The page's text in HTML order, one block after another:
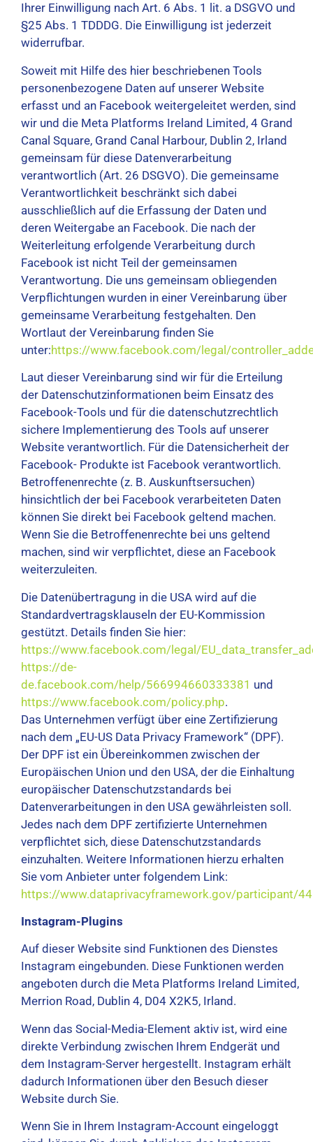
Ihrer Einwilligung nach Art. 6 Abs. 1 lit. a DSGVO und
§25 Abs. 1 TDDDG. Die Einwilligung ist jederzeit
widerrufbar.
Soweit mit Hilfe des hier beschriebenen Tools
personenbezogene Daten auf unserer Website
erfasst und an Facebook weitergeleitet werden, sind
wir und die Meta Platforms Ireland Limited, 4 Grand
Canal Square, Grand Canal Harbour, Dublin 2, Irland
gemeinsam für diese Datenverarbeitung
verantwortlich (Art. 26 DSGVO). Die gemeinsame
Verantwortlichkeit beschränkt sich dabei
ausschließlich auf die Erfassung der Daten und
deren Weitergabe an Facebook. Die nach der
Weiterleitung erfolgende Verarbeitung durch
Facebook ist nicht Teil der gemeinsamen
Verantwortung. Die uns gemeinsam obliegenden
Verpflichtungen wurden in einer Vereinbarung über
gemeinsame Verarbeitung festgehalten. Den
Wortlaut der Vereinbarung finden Sie
unter:https://www.facebook.com/legal/
Laut dieser Vereinbarung sind wir für die Erteilung
der Datenschutzinformationen beim Einsatz des
Facebook-Tools und für die datenschutzrechtlich
sichere Implementierung des Tools auf unserer
Website verantwortlich. Für die Datensicherheit der
Facebook- Produkte ist Facebook verantwortlich.
Betroffenenrechte (z. B. Auskunftsersuchen)
hinsichtlich der bei Facebook verarbeiteten Daten
können Sie direkt bei Facebook geltend machen.
Wenn Sie die Betroffenenrechte bei uns geltend
machen, sind wir verpflichtet, diese an Facebook
weiterzuleiten.
Die Datenübertragung in die USA wird auf die
Standardvertragsklauseln der EU-Kommission
gestützt. Details finden Sie hier:
https://www.facebook.com/legal/
https://de-
de.facebook.com/help/566994660333381 und
https://www.facebook.com/policy.php.
Das Unternehmen verfügt über eine Zertifizierung
nach dem „EU-US Data Privacy Framework“ (DPF).
Der DPF ist ein Übereinkommen zwischen der
Europäischen Union und den USA, der die Einhaltung
europäischer Datenschutzstandards bei
Datenverarbeitungen in den USA gewährleisten soll.
Jedes nach dem DPF zertifizierte Unternehmen
verpflichtet sich, diese Datenschutzstandards
einzuhalten. Weitere Informationen hierzu erhalten
Sie vom Anbieter unter folgendem Link:
https://www.dataprivacyframework.gov/participant/
Instagram-Plugins
Auf dieser Website sind Funktionen des Dienstes
Instagram eingebunden. Diese Funktionen werden
angeboten durch die Meta Platforms Ireland Limited,
Merrion Road, Dublin 4, D04 X2K5, Irland.
Wenn das Social-Media-Element aktiv ist, wird eine
direkte Verbindung zwischen Ihrem Endgerät und
dem Instagram-Server hergestellt. Instagram erhält
dadurch Informationen über den Besuch dieser
Website durch Sie.
Wenn Sie in Ihrem Instagram-Account eingeloggt